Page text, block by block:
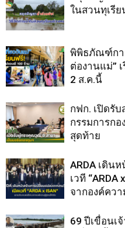
ในสวนทุเรี
พิพิธภัณฑ์กา
ต่องานแม่”
2 ส.ค.นี้
กฟก. เปิดรั
กรรมการก
สุดท้าย
ARDA เดิน
เวที “ARDA
จากองค์ควา
69 ปีเขื่อนเ